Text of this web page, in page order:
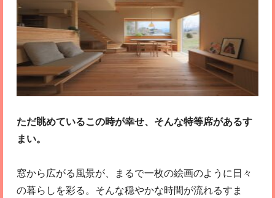
ただ眺めているこの時が幸せ、そんな特等席があるす
まい。
窓から広がる風景が、まるで一枚の絵画のように日々
の暮らしを彩る。そんな穏やかな時間が流れるすま